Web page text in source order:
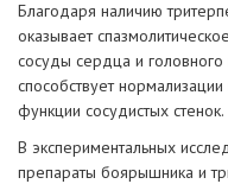
Благодаря наличию
оказывает
сосуды сердца и головного
способствует
функции сосудистых стенок.
В экспериментальных
препараты боярышника и